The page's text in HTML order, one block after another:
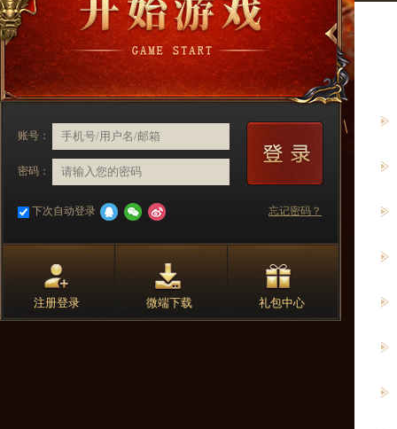
账号：
密码：
下次自动登录 忘记密码？
注册登录 微端下载 礼包中心